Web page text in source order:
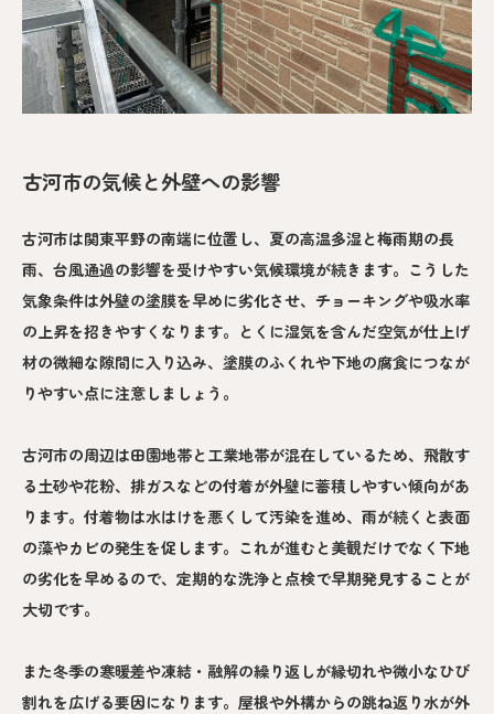
古河市の気候と外壁への影響
古河市は関東平野の南端に位置し、夏の高温多湿と梅雨期の長
雨、台風通過の影響を受けやすい気候環境が続きます。こうした
気象条件は外壁の塗膜を早めに劣化させ、チョーキングや吸水率
の上昇を招きやすくなります。とくに湿気を含んだ空気が仕上げ
材の微細な隙間に入り込み、塗膜のふくれや下地の腐食につなが
りやすい点に注意しましょう。
古河市の周辺は田園地帯と工業地帯が混在しているため、飛散す
る土砂や花粉、排ガスなどの付着が外壁に蓄積しやすい傾向があ
ります。付着物は水はけを悪くして汚染を進め、雨が続くと表面
の藻やカビの発生を促します。これが進むと美観だけでなく下地
の劣化を早めるので、定期的な洗浄と点検で早期発見することが
大切です。
また冬季の寒暖差や凍結・融解の繰り返しが縁切れや微小なひび
割れを広げる要因になります。屋根や外構からの跳ね返り水が外